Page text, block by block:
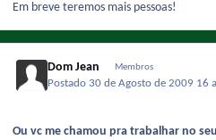
Em breve teremos mais pessoas!
Dom Jean Membros
Postado 30 de Agosto de 2009 16
Ou vc me chamou pra trabalhar no